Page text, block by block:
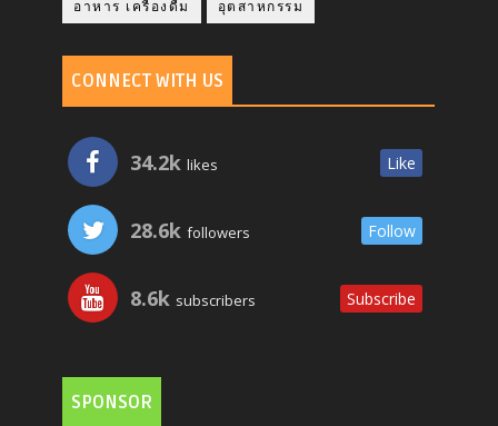
อาหาร เครื่องดื่ม อุตสาหกรรม
CONNECT WITH US
34.2k likes Like
28.6k followers Follow
8.6k subscribers Subscribe
SPONSOR